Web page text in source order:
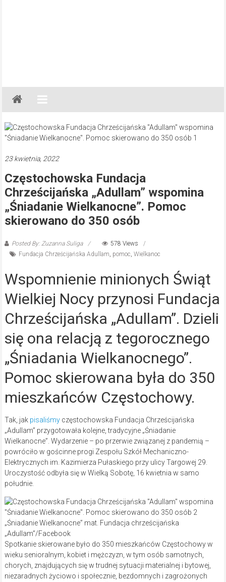
Gazeta
Regionalna
Częstochowa,
Kłobuck,
Myszków
23 kwietnia, 2022
Częstochowska Fundacja
Chrześcijańska „Adullam” wspomina
„Śniadanie Wielkanocne”. Pomoc
skierowano do 350 osób
Posted By: Zuzanna Suliga
578 Views
Fundacja Chrześcijańska Adullam, pomoc, Wielkanoc
Wspomnienie minionych Świąt
Wielkiej Nocy przynosi Fundacja
Chrześcijańska „Adullam”. Dzieli
się ona relacją z tegorocznego
„Śniadania Wielkanocnego”.
Pomoc skierowana była do 350
mieszkańców Częstochowy.
Tak, jak pisaliśmyczęstochowska Fundacja Chrześcijańska
„Adullam” przygotowała kolejne, tradycyjne „Śniadanie
Wielkanocne”. Wydarzenie – po przerwie związanej z pandemią –
powróciło w gościnne progi Zespołu Szkół Mechaniczno-
Elektrycznych im. Kazimierza Pułaskiego przy ulicy Targowej 29.
Uroczystość odbyła się w Wielką Sobotę, 16 kwietnia w samo
południe.
„Śniadanie Wielkanocne” mat. Fundacja chrześcijańska
„Adullam”/Facebook
Spotkanie skierowane było do 350 mieszkańców Częstochowy w
wieku senioralnym, kobiet i mężczyzn, w tym osób samotnych,
chorych, znajdujących się w trudnej sytuacji materialnej i bytowej,
niezaradnych życiowo i społecznie, bezdomnych i zagrożonych